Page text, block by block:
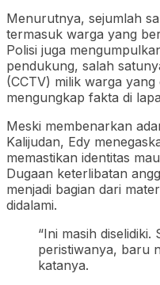
Menurutnya, sejumlah
termasuk warga yang
Polisi juga
pendukung, salah
(CCTV) milik warga
mengungkap fakta di
Meski membenarkan
Kalijudan, Edy
memastikan identitas
Dugaan keterlibatan
menjadi bagian dari
didalami.
“Ini masih diselidiki.
peristiwanya, baru
katanya.